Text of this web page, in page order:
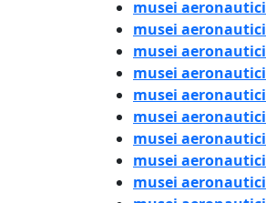
musei aeronautici
musei aeronautici
musei aeronautici
musei aeronautici
musei aeronautici
musei aeronautici
musei aeronautici
musei aeronautici
musei aeronautici